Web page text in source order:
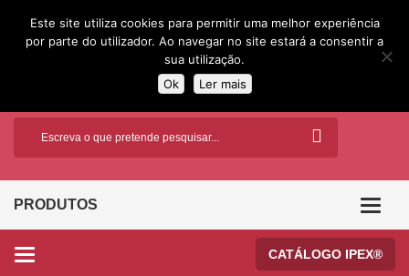
PRODUTOS
Categories CATÁLOGO IPEX®
Este site utiliza cookies para permitir uma melhor experiência
por parte do utilizador. Ao navegar no site estará a consentir a
sua utilização.
Ok
Ler mais